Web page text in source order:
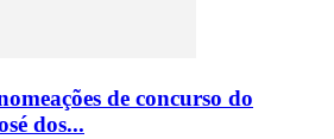
de concurso do
dos...